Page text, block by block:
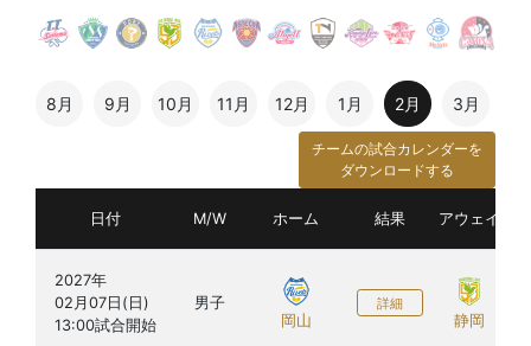
8月 9月 10月 11月 12月 1月 2月 3月
チームの試合カレンダーを
ダウンロードする
日付 M/W ホーム 結果 アウェイ
2027年
02月07日(日)
男子
岡山
詳細
静岡